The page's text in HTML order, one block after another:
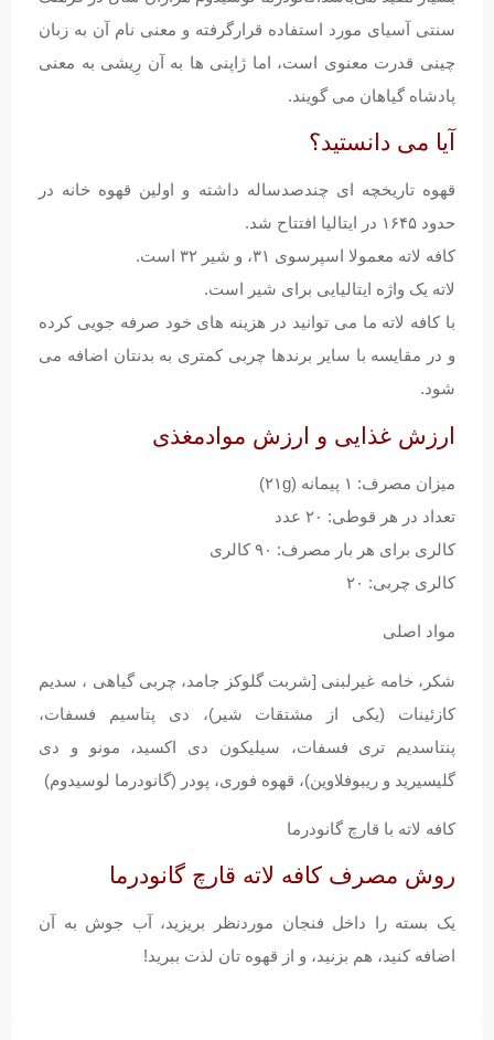
سنتی آسیای مورد استفاده قرارگرفته و معنی نام آن به زبان
چینی قدرت معنوی است، اما ژاپنی ها به آن رِیشی به معنی
پادشاه گیاهان می گویند.
آیا می دانستید؟
قهوه تاریخچه ای چندصدساله داشته و اولین قهوه خانه در
حدود ۱۶۴۵ در ایتالیا افتتاح شد.
کافه لاته معمولا اسپرسوی ۳۱، و شیر ۳۲ است.
لاته یک واژه ایتالیایی برای شیر است.
با کافه لاته ما می توانید در هزینه های خود صرفه جویی کرده
و در مقایسه با سایر برندها چربی کمتری به بدنتان اضافه می
شود.
ارزش غذایی و ارزش موادمغذی
میزان مصرف: ۱ پیمانه (۲۱g)
تعداد در هر قوطی: ۲۰ عدد
کالری برای هر بار مصرف: ۹۰ کالری
کالری چربی: ۲۰
مواد اصلی
شکر، خامه غیرلبنی [شربت گلوکز جامد، چربی گیاهی ، سدیم
کازئینات (یکی از مشتقات شیر)، دی پتاسیم فسفات،
پنتاسدیم تری فسفات، سیلیکون دی اکسید، مونو و دی
گلیسیرید و ریبوفلاوین)، قهوه فوری، پودر (گانودرما لوسیدوم)
کافه لاته با قارچ گانودرما
روش مصرف کافه لاته قارچ گانودرما
یک بسته را داخل فنجان موردنظر بریزید، آب جوش به آن
اضافه کنید، هم بزنید، و از قهوه تان لذت ببرید!